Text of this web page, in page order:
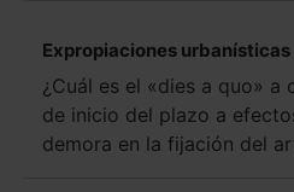
Expropiaciones urbanísticas
¿Cuál es el «dies a quo» a
de inicio del plazo a
demora en la fijación del